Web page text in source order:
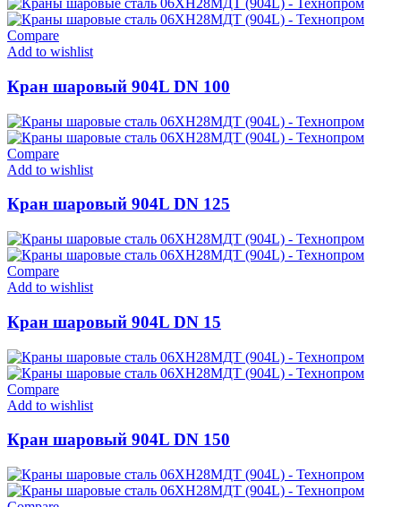
Compare
Add to wishlist
Кран шаровый 904L DN 100
Compare
Add to wishlist
Кран шаровый 904L DN 125
Compare
Add to wishlist
Кран шаровый 904L DN 15
Compare
Add to wishlist
Кран шаровый 904L DN 150